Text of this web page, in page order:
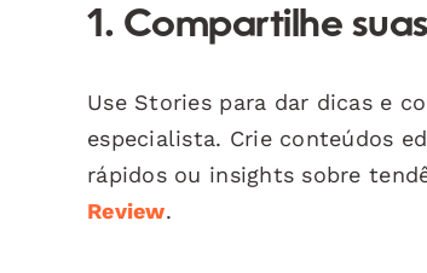
1. Compartilhe
Use Stories para dar dicas e
especialista. Crie conteúdos
rápidos ou insights sobre
Review.